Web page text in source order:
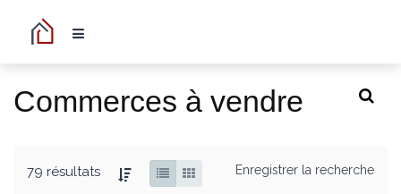
Commerces à vendre
79 résultats Enregistrer la recherche